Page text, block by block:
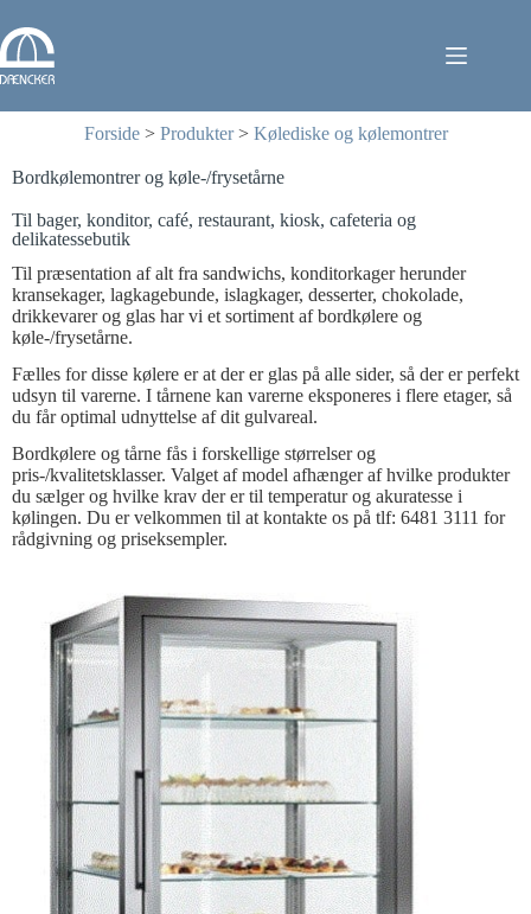
Bordkølemontrer og køle-/frysetårne
Forside> Produkter> Kølediske og kølemontrer
Til bager, konditor, café, restaurant, kiosk, cafeteria og
delikatessebutik
Til præsentation af alt fra sandwichs, konditorkager herunder
kransekager, lagkagebunde, islagkager, desserter, chokolade,
drikkevarer og glas har vi et sortiment af bordkølere og
køle-/frysetårne.
Fælles for disse kølere er at der er glas på alle sider, så der er perfekt
udsyn til varerne. I tårnene kan varerne eksponeres i flere etager, så
du får optimal udnyttelse af dit gulvareal.
Bordkølere og tårne fås i forskellige størrelser og
pris-/kvalitetsklasser. Valget af model afhænger af hvilke produkter
du sælger og hvilke krav der er til temperatur og akuratesse i
kølingen. Du er velkommen til at kontakte os på tlf: 6481 3111 for
rådgivning og priseksempler.